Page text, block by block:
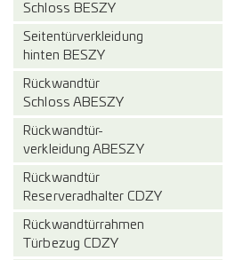
Schloss BESZY
Seitentürverkleidung
hinten BESZY
Rückwandtür
Schloss ABESZY
Rückwandtür-
verkleidung ABESZY
Rückwandtür
Reserveradhalter CDZY
Rückwandtürrahmen
Türbezug CDZY